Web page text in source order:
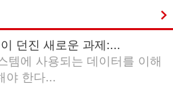
던진 새로운 과제:...
템에 사용되는 데이터를 이해
야 한다...